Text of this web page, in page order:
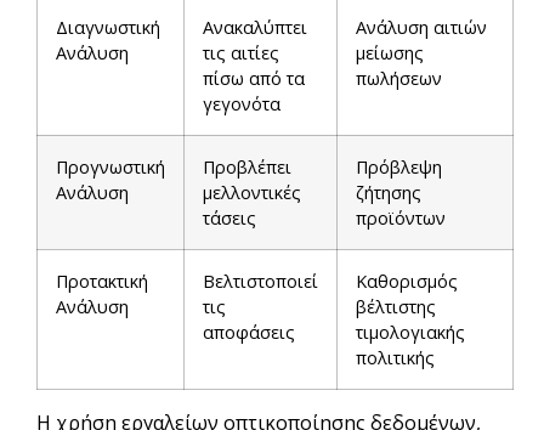
Διαγνωστική
Ανάλυση
Ανακαλύπτει
τις αιτίες
πίσω από τα
γεγονότα
Ανάλυση αιτιών
μείωσης
πωλήσεων
Προγνωστική
Ανάλυση
Προβλέπει
μελλοντικές
τάσεις
Πρόβλεψη
ζήτησης
προϊόντων
Προτακτική
Ανάλυση
Βελτιστοποιεί
τις
αποφάσεις
Καθορισμός
βέλτιστης
τιμολογιακής
πολιτικής
Η χρήση εργαλείων οπτικοποίησης δεδομένων,